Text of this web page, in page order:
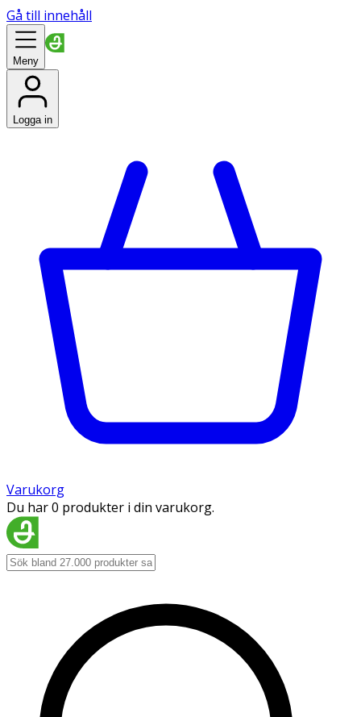
Gå till innehåll
Meny
Logga in
Varukorg
Du har 0 produkter i din varukorg.